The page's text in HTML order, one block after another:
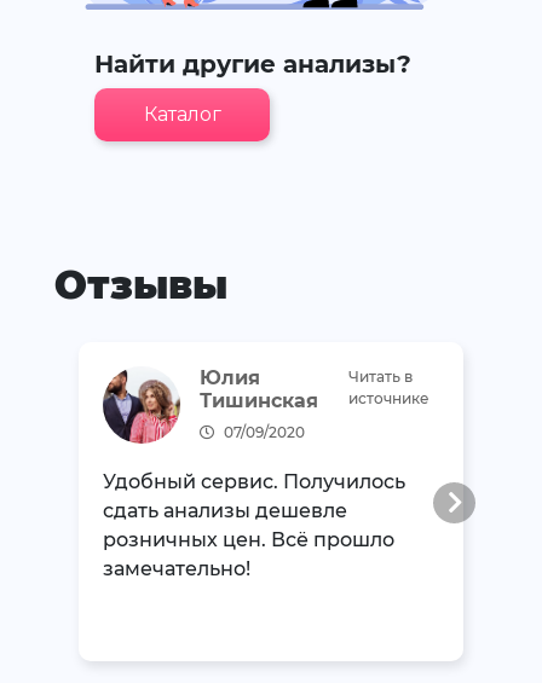
Найти другие анализы?
Каталог
Отзывы
Юлия
Тишинская
07/09/2020
Читать в
источнике
Удобный сервис. Получилось
сдать анализы дешевле
розничных цен. Всё прошло
замечательно!